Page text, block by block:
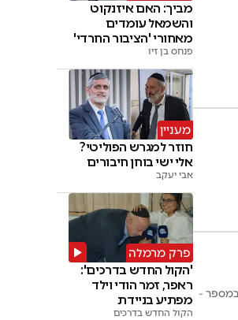
במספר -
מביך: האם איזנקוט
והשמאל עומדים
מאחורי 'הציבור החרדי'
פנחס בן זיו
מעניין
חוזר למגרש הפוליטי?
אלי ישי בוחן חיבורים
אבי יעקב
פרק מרמלה
'הקול החדש בדרכים':
ראפר, זמר הודי וילד
מפתיע בניידת
הקול החדש בדרכים